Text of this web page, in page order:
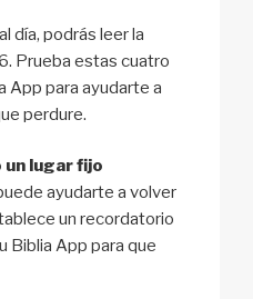
día, podrás leer la
Prueba estas cuatro
App para ayudarte a
perdure.
un lugar fijo
ayudarte a volver
un recordatorio
Biblia App para que